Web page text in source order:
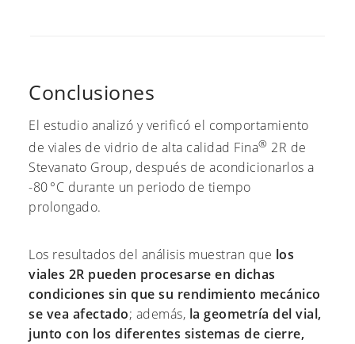
Conclusiones
El estudio analizó y verificó el comportamiento
de viales de vidrio de alta calidad Fina® 2R de
Stevanato Group, después de acondicionarlos a
-80 °C durante un periodo de tiempo
prolongado.
Los resultados del análisis muestran que los
viales 2R pueden procesarse en dichas
condiciones sin que su rendimiento mecánico
se vea afectado; además, la geometría del vial,
junto con los diferentes sistemas de cierre,